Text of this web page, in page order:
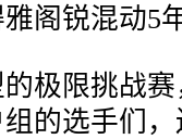
阁锐混动5
极限挑战赛
的选手们